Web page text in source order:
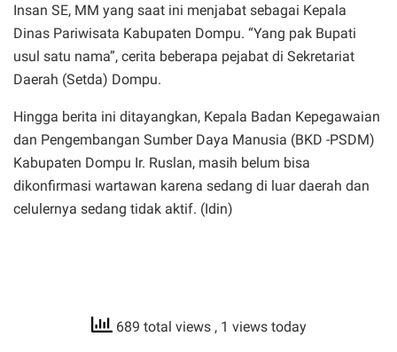
Insan SE, MM yang saat ini menjabat sebagai Kepala
Dinas Pariwisata Kabupaten Dompu. “Yang pak Bupati
usul satu nama”, cerita beberapa pejabat di Sekretariat
Daerah (Setda) Dompu.
Hingga berita ini ditayangkan, Kepala Badan Kepegawaian
dan Pengembangan Sumber Daya Manusia (BKD -PSDM)
Kabupaten Dompu Ir. Ruslan, masih belum bisa
dikonfirmasi wartawan karena sedang di luar daerah dan
celulernya sedang tidak aktif. (Idin)
689 total views , 1 views today